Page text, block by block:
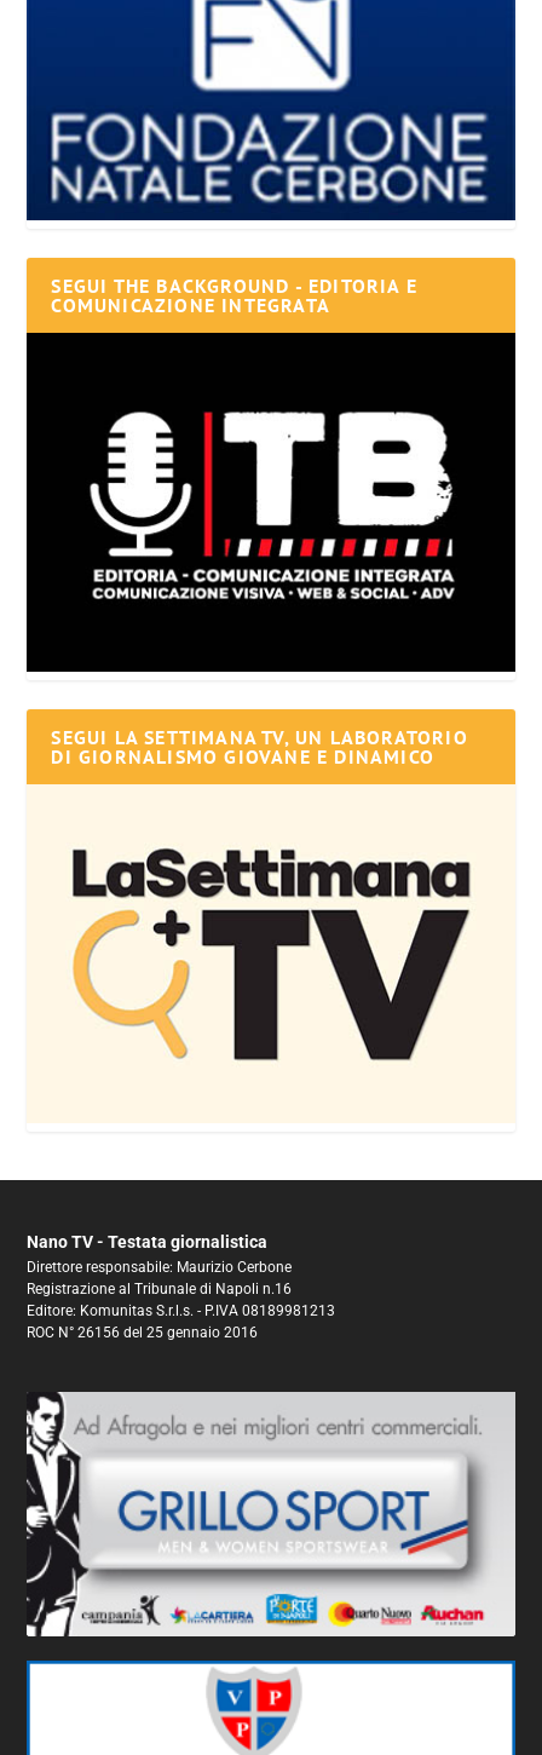
SEGUI THE BACKGROUND - EDITORIA E
COMUNICAZIONE INTEGRATA
SEGUI LA SETTIMANA TV, UN LABORATORIO
DI GIORNALISMO GIOVANE E DINAMICO
Nano TV - Testata giornalistica
Direttore responsabile: Maurizio Cerbone
Registrazione al Tribunale di Napoli n.16
Editore: Komunitas S.r.l.s. - P.IVA 08189981213
ROC N° 26156 del 25 gennaio 2016